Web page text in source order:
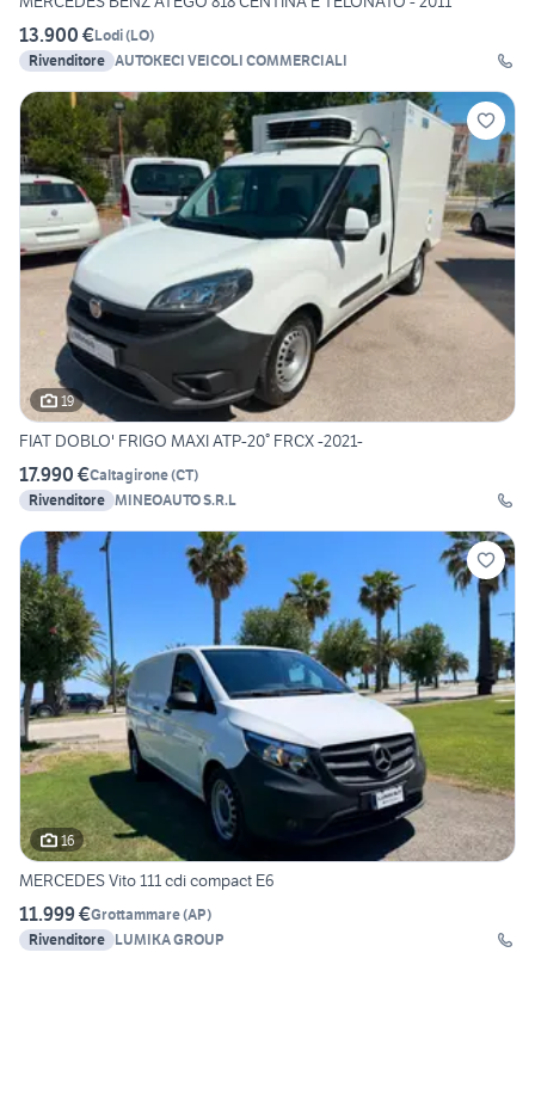
13.900 €Lodi(LO)
Rivenditore AUTOKECI VEICOLI COMMERCIALI
19
FIAT DOBLO' FRIGO MAXI ATP-20° FRCX -2021-
17.990 €Caltagirone(CT)
Rivenditore MINEOAUTO S.R.L
16
MERCEDES Vito 111 cdi compact E6
11.999 €Grottammare(AP)
Rivenditore LUMIKA GROUP